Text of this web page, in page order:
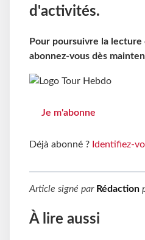
d'activités.
Pour poursuivre la lecture
abonnez-vous dès
Je m'abonne
Déjà abonné ? Identifiez-
Article signé par Rédaction
À lire aussi